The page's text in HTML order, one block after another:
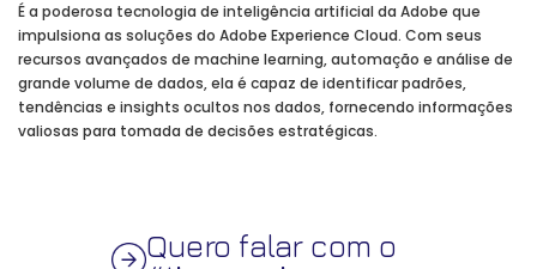
É a poderosa tecnologia de inteligência artificial da Adobe que
impulsiona as soluções do Adobe Experience Cloud. Com seus
recursos avançados de machine learning, automação e análise de
grande volume de dados, ela é capaz de identificar padrões,
tendências e insights ocultos nos dados, fornecendo informações
valiosas para tomada de decisões estratégicas.
Quero falar com o